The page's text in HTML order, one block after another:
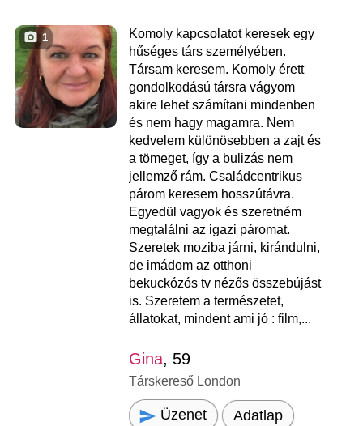
1
Komoly kapcsolatot keresek egy
hűséges társ személyében.
Társam keresem. Komoly érett
gondolkodású társra vágyom
akire lehet számítani mindenben
és nem hagy magamra. Nem
kedvelem különösebben a zajt és
a tömeget, így a bulizás nem
jellemző rám. Családcentrikus
párom keresem hosszútávra.
Egyedül vagyok és szeretném
megtalálni az igazi páromat.
Szeretek moziba járni, kirándulni,
de imádom az otthoni
bekuckózós tv nézős összebújást
is. Szeretem a természetet,
állatokat, mindent ami jó : film,...
Gina, 59
Társkereső London
Üzenet Adatlap